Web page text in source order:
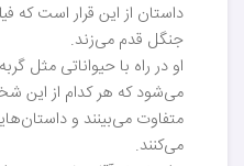
داستان از این قرار است که
جنگل قدم می‌زند.
او در راه با حیواناتی مثل
می‌شود که هر کدام از این
متفاوت می‌بینند و
می‌کنند.